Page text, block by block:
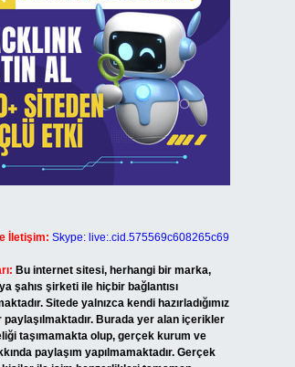
İletişim: Skype: live:.cid.575569c608265c69
Bu internet sitesi, herhangi bir marka,
şahıs şirketi ile hiçbir bağlantısı
Sitede yalnızca kendi hazırladığımız
paylaşılmaktadır. Burada yer alan içerikler
taşımamakta olup, gerçek kurum ve
paylaşım yapılmamaktadır. Gerçek